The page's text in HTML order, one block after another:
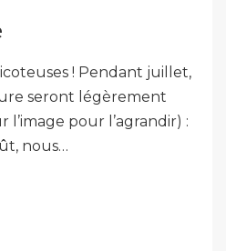
! Pendant juillet,
seront légèrement
l’image pour l’agrandir) :
nous…